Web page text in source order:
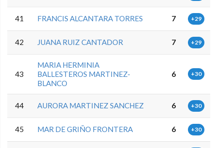
41 FRANCIS ALCANTARA TORRES 7 +29
42 JUANA RUIZ CANTADOR 7 +29
43
MARIA HERMINIA
BALLESTEROS MARTINEZ-
BLANCO
6 +30
44 AURORA MARTINEZ SANCHEZ 6 +30
45 MAR DE GRIÑO FRONTERA 6 +30